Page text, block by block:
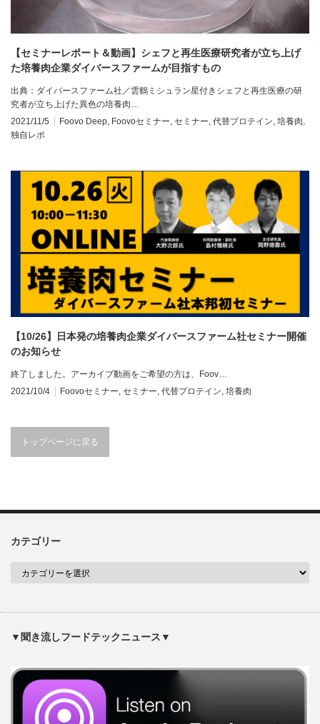
【セミナーレポート＆動画】シェフと再生医療研究者が立ち上げ
た培養肉企業ダイバースファームが目指すもの
出典：ダイバースファーム社／雲鶴ミシュラン星付きシェフと再生医療の研
究者が立ち上げた異色の培養肉…
2021/11/5
Foovo Deep Foovoセミナー セミナー 代替プロテイン 培養肉
独自レポ
【10/26】日本発の培養肉企業ダイバースファーム社セミナー開催
のお知らせ
終了しました。アーカイブ動画をご希望の方は、Foov…
2021/10/4
Foovoセミナー, セミナー, 代替プロテイン, 培養肉
トップページに戻る
カテゴリー
▼聞き流しフードテックニュース▼